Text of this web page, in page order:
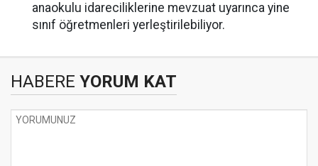
anaokulu idareciliklerine mevzuat uyarınca yine
sınıf öğretmenleri yerleştirilebiliyor.
HABERE YORUM KAT